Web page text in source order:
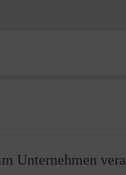
Unternehmen